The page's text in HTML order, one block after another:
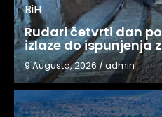
BiH
Rudari četvrti dan
izlaze do ispunjenja
9 Augusta, 2026 /admin